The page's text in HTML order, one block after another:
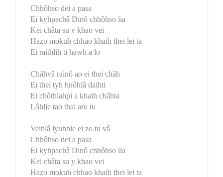
Chhôhso dei a pasa
Ei kyhpachâ Dinô chhôhso lia
Kei châta su y khao vei
Hazo mokuh chhao khaih thei lei ta
Ei raithlih ti hawh a lo
Châhvâ rainô ao ei thei châh
Ei thei tyh hnôhlâ daihti
Ei chôthlahpi a khaih châhta
Lôhlie tao thai aru tu
Veihlâ lyuhbie ei zo tu vâ
Chhôhso dei a pasa
Ei kyhpachâ Dinô chhôhso lia
Kei châta su y khao vei
Hazo mokuh chhao khaih thei lei ta